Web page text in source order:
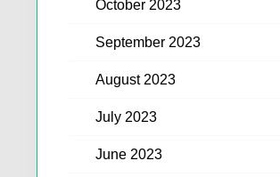
October 2023
September 2023
August 2023
July 2023
June 2023